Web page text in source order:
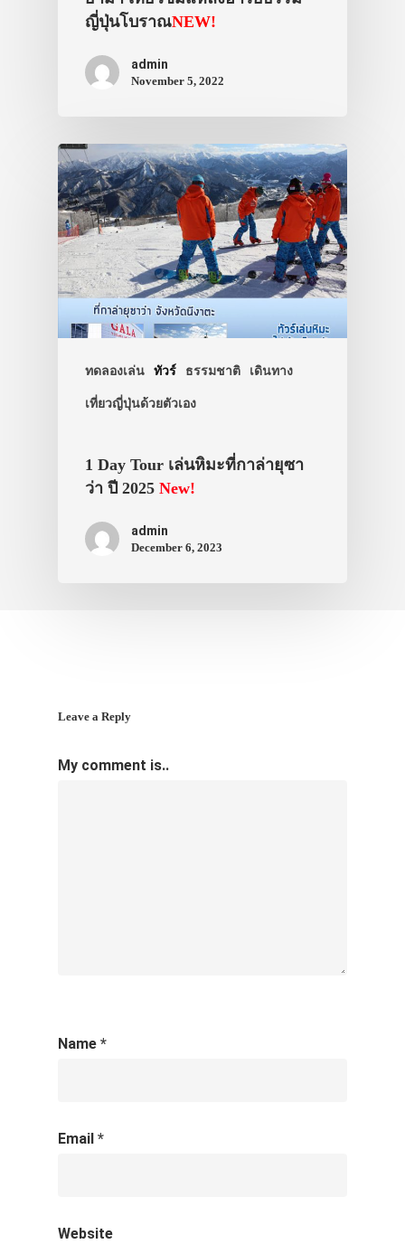
ญี่ปุ่นโบราณNEW!
admin
November 5, 2022
ทดลองเล่น ทัวร์ ธรรมชาติ เดินทาง
เที่ยวญี่ปุ่นด้วยตัวเอง
1 Day Tour เล่นหิมะที่กาล่ายุซา
ว่า ปี 2025 New!
admin
December 6, 2023
Leave a Reply
My comment is..
Name *
Email *
Website
ประเทศญี่ปุ่น
เที่ยวญี่ปุ่นด้ว
เอง
รถบัส
เดินทาง
ทัวร์
ที่พัก
ภาพประทับใจ